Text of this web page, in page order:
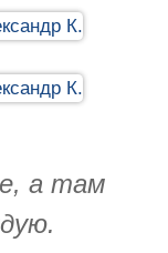
а там